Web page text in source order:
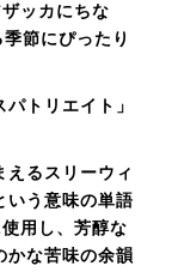
ッカにちな
節にぴったり
トリエイト」
えるスリーウィ
いう意味の単語
用し、芳醇な
かな苦味の余韻